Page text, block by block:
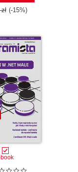
(-15%)